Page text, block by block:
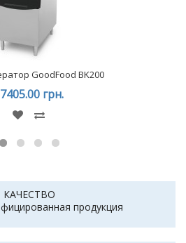
GoodFood BK200
грн.
КАЧЕСТВО
продукция